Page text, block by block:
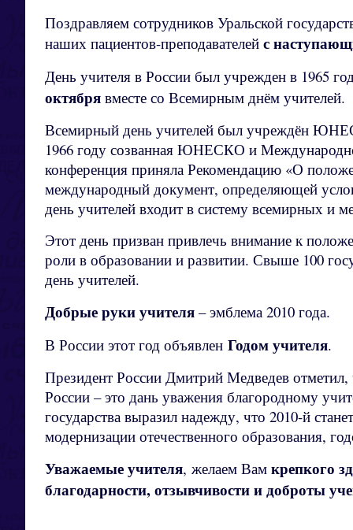
Поздравляем сотрудников Уральской
наших пациентов-преподавателей с
День учителя в России был учрежден в 1965
октября вместе со Всемирным днём учителей.
Всемирный день учителей был учреждён
1966 году созванная ЮНЕСКО и
конференция приняла Рекомендацию «О
международный документ, определяющей
день учителей входит в систему всемирных
Этот день призван привлечь внимание к
роли в образовании и развитии. Свыше 100
день учителей.
Добрые руки учителя – эмблема 2010 года.
В России этот год объявлен Годом учителя.
Президент России Дмитрий Медведев отметил,
России – это дань уважения благородному
государства выразил надежду, что 2010-й
модернизации отечественного образования,
Уважаемые учителя, желаем Вам крепкого
благодарности, отзывчивости и доброты